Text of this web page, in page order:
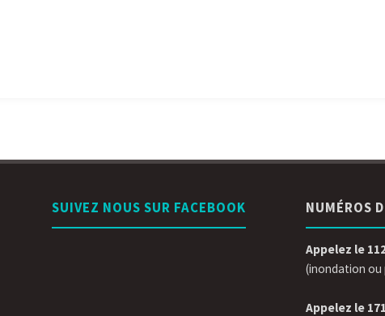
SUIVEZ NOUS SUR FACEBOOK NUMÉROS
Appelez le
(inondation
Appelez le